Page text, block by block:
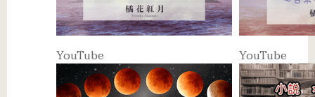
YouTube YouTube